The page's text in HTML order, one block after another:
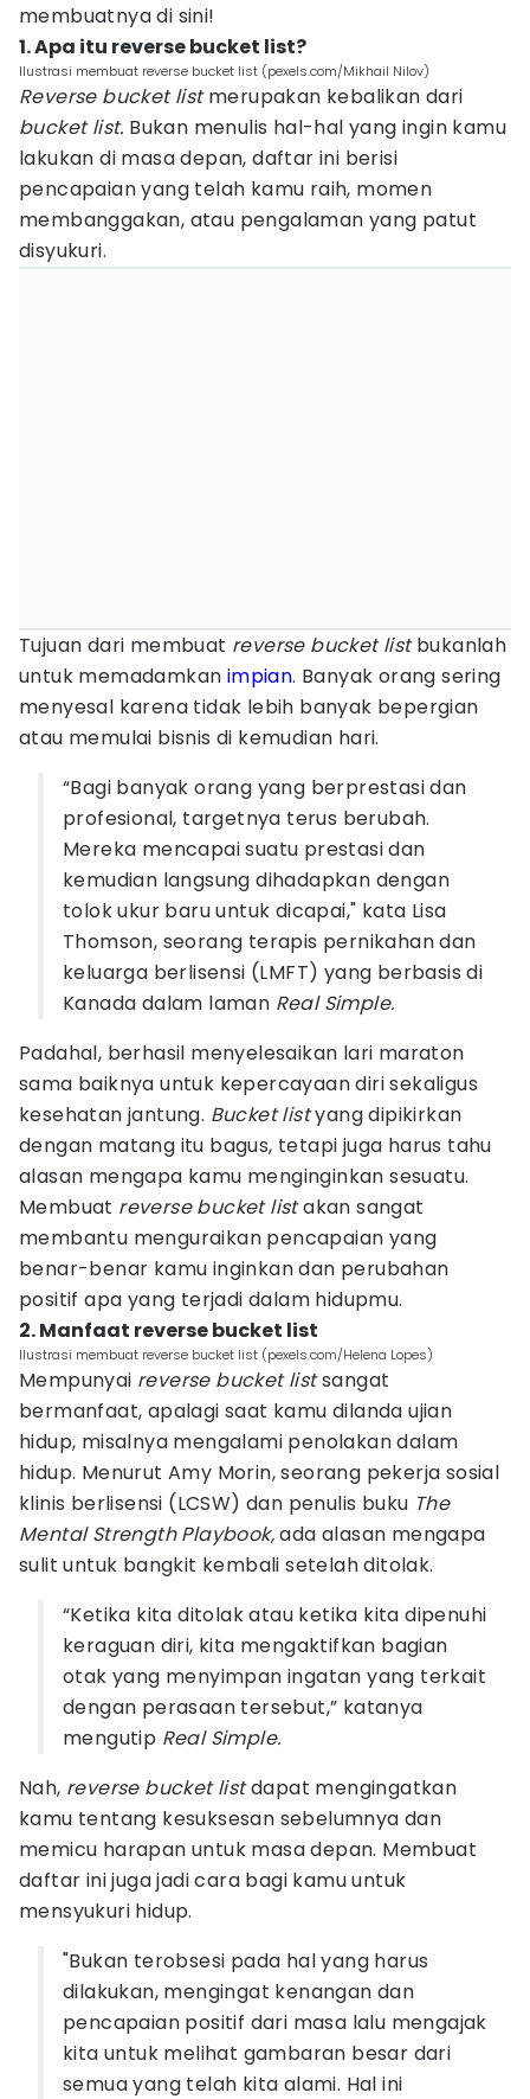
membuatnya di sini!
1. Apa itu reverse bucket list?
Ilustrasi membuat reverse bucket list (pexels.com/Mikhail Nilov)
Reverse bucket listmerupakan kebalikan dari
bucket list. Bukan menulis hal-hal yang ingin kamu
lakukan di masa depan, daftar ini berisi
pencapaian yang telah kamu raih, momen
membanggakan, atau pengalaman yang patut
disyukuri.
Tujuan dari membuat reverse bucket listbukanlah
untuk memadamkan impian. Banyak orang sering
menyesal karena tidak lebih banyak bepergian
atau memulai bisnis di kemudian hari.
“Bagi banyak orang yang berprestasi dan
profesional, targetnya terus berubah.
Mereka mencapai suatu prestasi dan
kemudian langsung dihadapkan dengan
tolok ukur baru untuk dicapai," kata Lisa
Thomson, seorang terapis pernikahan dan
keluarga berlisensi (LMFT) yang berbasis di
Kanada dalam laman Real Simple.
Padahal, berhasil menyelesaikan lari maraton
sama baiknya untuk kepercayaan diri sekaligus
kesehatan jantung. Bucket listyang dipikirkan
dengan matang itu bagus, tetapi juga harus tahu
alasan mengapa kamu menginginkan sesuatu.
Membuat reverse bucket listakan sangat
membantu menguraikan pencapaian yang
benar-benar kamu inginkan dan perubahan
positif apa yang terjadi dalam hidupmu.
2. Manfaat reverse bucket list
Ilustrasi membuat reverse bucket list (pexels.com/Helena Lopes)
Mempunyai reverse bucket listsangat
bermanfaat, apalagi saat kamu dilanda ujian
hidup, misalnya mengalami penolakan dalam
hidup. Menurut Amy Morin, seorang pekerja sosial
klinis berlisensi (LCSW) dan penulis buku The
Mental Strength Playbook,ada alasan mengapa
sulit untuk bangkit kembali setelah ditolak.
“Ketika kita ditolak atau ketika kita dipenuhi
keraguan diri, kita mengaktifkan bagian
otak yang menyimpan ingatan yang terkait
dengan perasaan tersebut,” katanya
mengutip Real Simple.
Nah, reverse bucket listdapat mengingatkan
kamu tentang kesuksesan sebelumnya dan
memicu harapan untuk masa depan. Membuat
daftar ini juga jadi cara bagi kamu untuk
mensyukuri hidup.
"Bukan terobsesi pada hal yang harus
dilakukan, mengingat kenangan dan
pencapaian positif dari masa lalu mengajak
kita untuk melihat gambaran besar dari
semua yang telah kita alami. Hal ini